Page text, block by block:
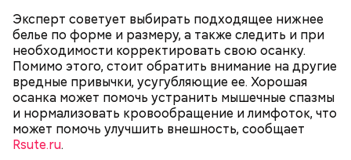
Эксперт советует выбирать подходящее нижнее
белье по форме и размеру, а также следить и при
необходимости корректировать свою осанку.
Помимо этого, стоит обратить внимание на другие
вредные привычки, усугубляющие ее. Хорошая
осанка может помочь устранить мышечные спазмы
и нормализовать кровообращение и лимфоток, что
может помочь улучшить внешность, сообщает
Rsute.ru.
— Наиболее распространенные борщ, щи, котлеты,
салаты, лаваш с творогом и сыром, пироги, омлет,
запеканка. Щавеля там везде используется